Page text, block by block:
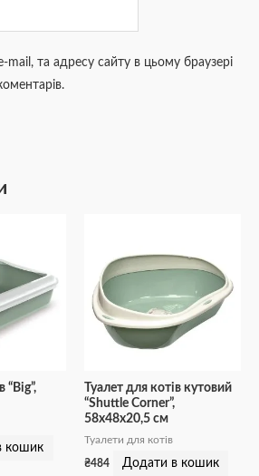
mail, та адресу сайту в цьому браузері
“Big”,
кошик
Туалет для котів кутовий
“Shuttle Corner”,
58x48x20,5 см
Туалети для котів
₴484 Додати в кошик